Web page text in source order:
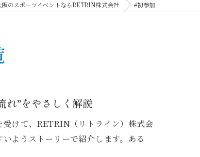
阪のスポーツイベントならRETRIN株式会社 #初参加
れ”をやさしく解説
けて、RETRIN（リトライン）株式会
ようストーリーで紹介します。ある